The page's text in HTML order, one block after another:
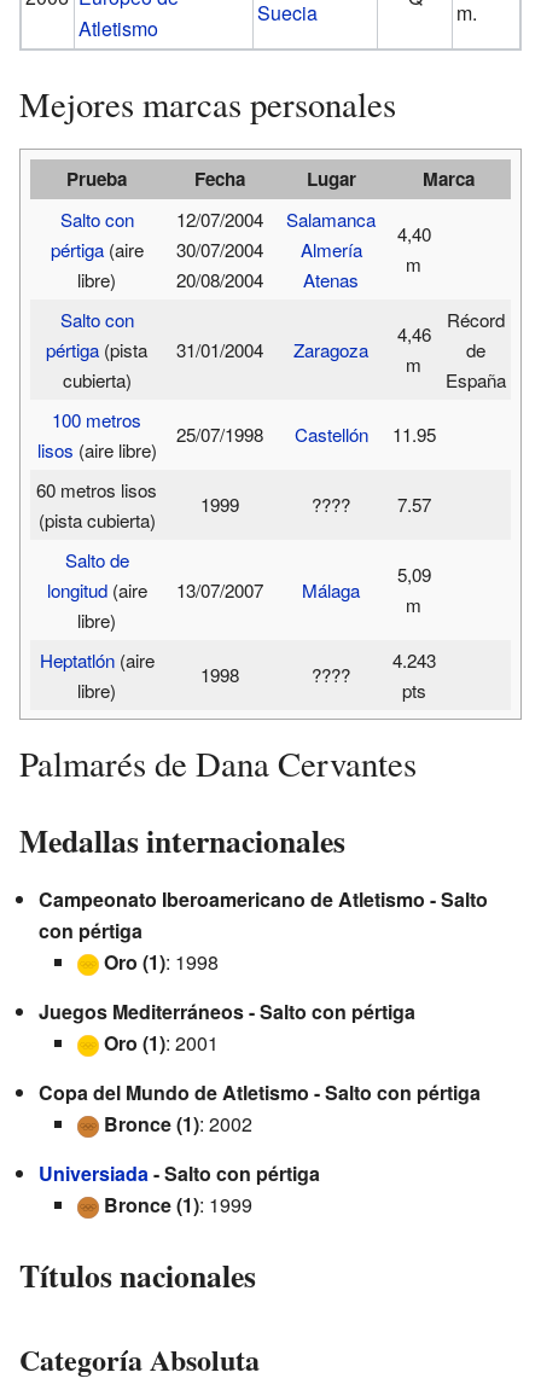
Atletismo
Suecia m.
Mejores marcas personales
Prueba Fecha Lugar Marca
Salto con
pértiga(aire
libre)
12/07/2004
30/07/2004
20/08/2004
Salamanca
Almería
Atenas
4,40
m
Salto con
pértiga (pista
cubierta)
31/01/2004 Zaragoza
4,46
m
Récord
de
España
100 metros
lisos (aire libre)
25/07/1998 Castellón 11.95
60 metros lisos
(pista cubierta)
1999 ???? 7.57
Salto de
longitud(aire
libre)
13/07/2007 Málaga
5,09
m
Heptatlón(aire
libre)
1998 ????
4.243
pts
Palmarés de Dana Cervantes
Medallas internacionales
Campeonato Iberoamericano de Atletismo - Salto
con pértiga
Oro (1): 1998
Juegos Mediterráneos - Salto con pértiga
Oro (1): 2001
Copa del Mundo de Atletismo - Salto con pértiga
Bronce (1): 2002
Universiada- Salto con pértiga
Bronce (1): 1999
Títulos nacionales
Categoría Absoluta